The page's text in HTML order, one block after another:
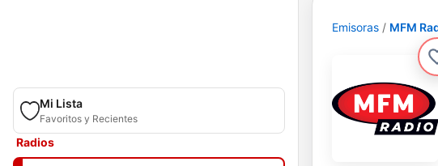
Mi Lista
Favoritos y Recientes
Radios
Emisoras